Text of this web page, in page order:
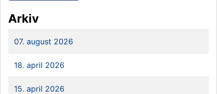
Arkiv
07. august 2026
18. april 2026
15. april 2026